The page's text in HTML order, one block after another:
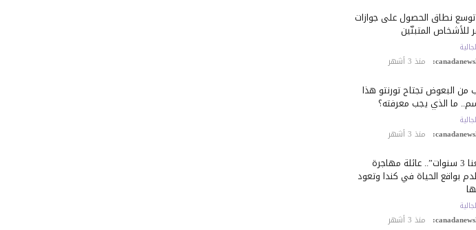
توسع نطاق الحصول على جوازات
للأشخاص المتبنّين
منذ 3 أشهر
من البعوض تجتاح تورنتو هذا
ما الذي يجب معرفته؟
منذ 3 أشهر
“أضعنا 3 سنوات”.. عائلة مهاجرة
بواقع الحياة في كندا وتعود
منذ 3 أشهر